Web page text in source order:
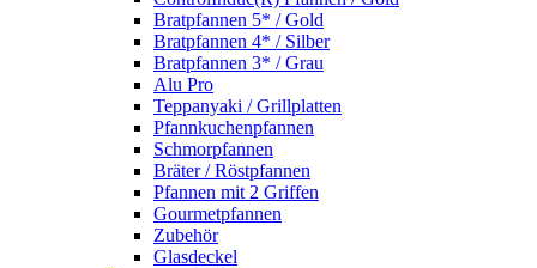
Bratpfannen 5* / Gold
Bratpfannen 4* / Silber
Bratpfannen 3* / Grau
Alu Pro
Teppanyaki / Grillplatten
Pfannkuchenpfannen
Schmorpfannen
Bräter / Röstpfannen
Pfannen mit 2 Griffen
Gourmetpfannen
Zubehör
Glasdeckel